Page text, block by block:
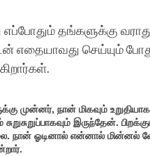
தங்களுக்கு
எதையாவது செய்யும்
முன்னர், நான் மிகவும்
இருந்தேன்.
நான் ஓடினால் என்னால் மின்னல்